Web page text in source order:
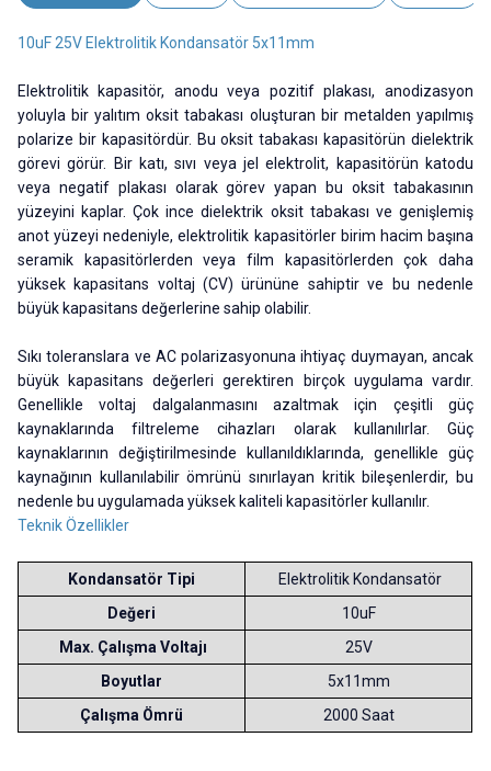
10uF 25V Elektrolitik Kondansatör 5x11mm
Elektrolitik kapasitör, anodu veya pozitif plakası, anodizasyon
yoluyla bir yalıtım oksit tabakası oluşturan bir metalden yapılmış
polarize bir kapasitördür. Bu oksit tabakası kapasitörün dielektrik
görevi görür. Bir katı, sıvı veya jel elektrolit, kapasitörün katodu
veya negatif plakası olarak görev yapan bu oksit tabakasının
yüzeyini kaplar. Çok ince dielektrik oksit tabakası ve genişlemiş
anot yüzeyi nedeniyle, elektrolitik kapasitörler birim hacim başına
seramik kapasitörlerden veya film kapasitörlerden çok daha
yüksek kapasitans voltaj (CV) ürününe sahiptir ve bu nedenle
büyük kapasitans değerlerine sahip olabilir.
Sıkı toleranslara ve AC polarizasyonuna ihtiyaç duymayan, ancak
büyük kapasitans değerleri gerektiren birçok uygulama vardır.
Genellikle voltaj dalgalanmasını azaltmak için çeşitli güç
kaynaklarında filtreleme cihazları olarak kullanılırlar. Güç
kaynaklarının değiştirilmesinde kullanıldıklarında, genellikle güç
kaynağının kullanılabilir ömrünü sınırlayan kritik bileşenlerdir, bu
nedenle bu uygulamada yüksek kaliteli kapasitörler kullanılır.
Teknik Özellikler
Kondansatör Tipi
Elektrolitik Kondansatör
Değeri
10uF
Max. Çalışma Voltajı
25V
Boyutlar
5x11mm
Çalışma Ömrü
2000 Saat